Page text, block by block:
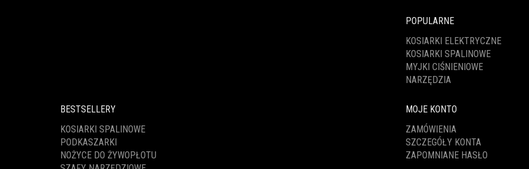
POPULARNE
KOSIARKI ELEKTRYCZNE
KOSIARKI SPALINOWE
MYJKI CIŚNIENIOWE
NARZĘDZIA
BESTSELLERY
KOSIARKI SPALINOWE
PODKASZARKI
NOŻYCE DO ŻYWOPŁOTU
MOJE KONTO
ZAMÓWIENIA
SZCZEGÓŁY KONTA
ZAPOMNIANE HASŁO